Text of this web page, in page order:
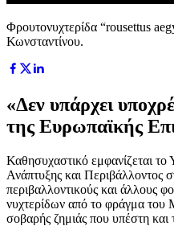
Φρουτονυχτερίδα “rousettus
Κωνσταντίνου.
«Δεν υπάρχει
της Ευρωπαϊκής
Καθησυχαστικό εμφανίζεται το
Ανάπτυξης και Περιβάλλοντος
περιβαλλοντικούς και άλλους
νυχτερίδων από το φράγμα
σοβαρής ζημιάς που υπέστη και